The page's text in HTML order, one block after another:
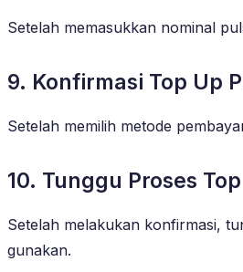
Setelah memasukkan nominal
9. Konfirmasi Top Up
Setelah memilih metode
10. Tunggu Proses
Setelah melakukan konfirmasi,
gunakan.